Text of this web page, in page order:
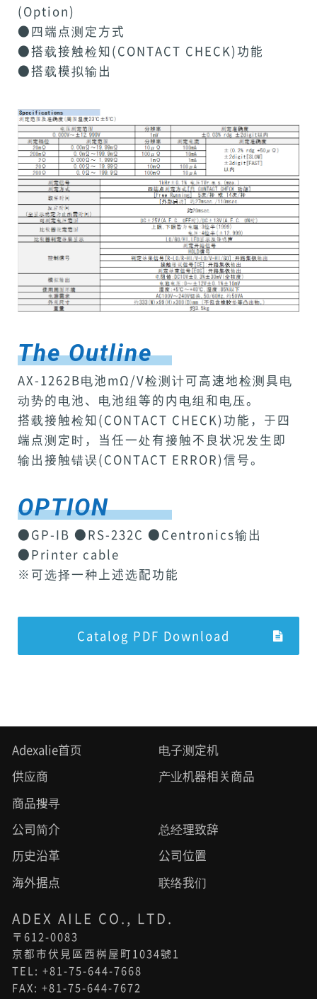
(Option)
●四端点测定方式
●搭载接触检知(CONTACT CHECK)功能
●搭载模拟输出
The Outline
AX-1262B电池mΩ/V检测计可高速地检测具电
动势的电池、电池组等的内电组和电压。
搭载接触检知(CONTACT CHECK)功能，于四
端点测定时，当任一处有接触不良状况发生即
输出接触错误(CONTACT ERROR)信号。
OPTION
●GP-IB ●RS-232C ●Centronics输出
●Printer cable
※可选择一种上述选配功能
Catalog PDF Download
Adexalie首页 电子测定机
供应商 产业机器相关商品
商品搜寻
公司简介 总经理致辞
历史沿革 公司位置
海外据点 联络我们
ADEX AILE CO., LTD.
〒612-0083
京都市伏見區西桝屋町1034號1
TEL: +81-75-644-7668
FAX: +81-75-644-7672